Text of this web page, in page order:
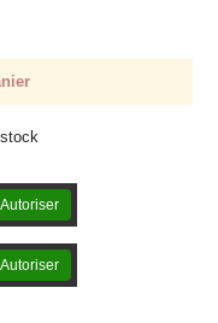
Autoriser
Autoriser